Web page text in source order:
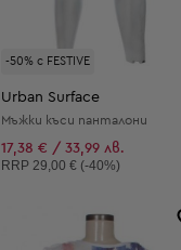
-50% с FESTIVE
Urban Surface
Мъжки къси панталони
17,38 € / 33,99 лв.
Препоръчителна цена:
RRP29,00 € (-40%)